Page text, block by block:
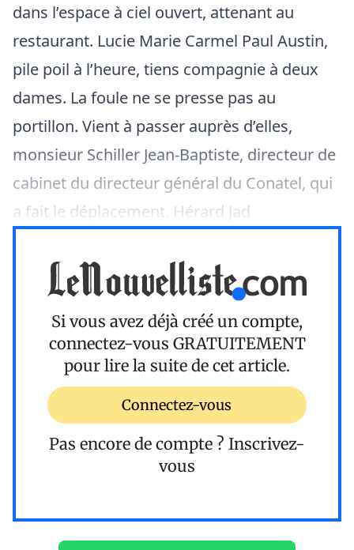
dans l’espace à ciel ouvert, attenant au
restaurant. Lucie Marie Carmel Paul Austin,
pile poil à l’heure, tiens compagnie à deux
dames. La foule ne se presse pas au
portillon. Vient à passer auprès d’elles,
monsieur Schiller Jean-Baptiste, directeur de
cabinet du directeur général du Conatel, qui
a fait le déplacement. Hérard Jad
Si vous avez déjà créé un compte,
connectez-vous GRATUITEMENT
pour lire la suite de cet article.
Connectez-vous
Pas encore de compte ? Inscrivez-
vous